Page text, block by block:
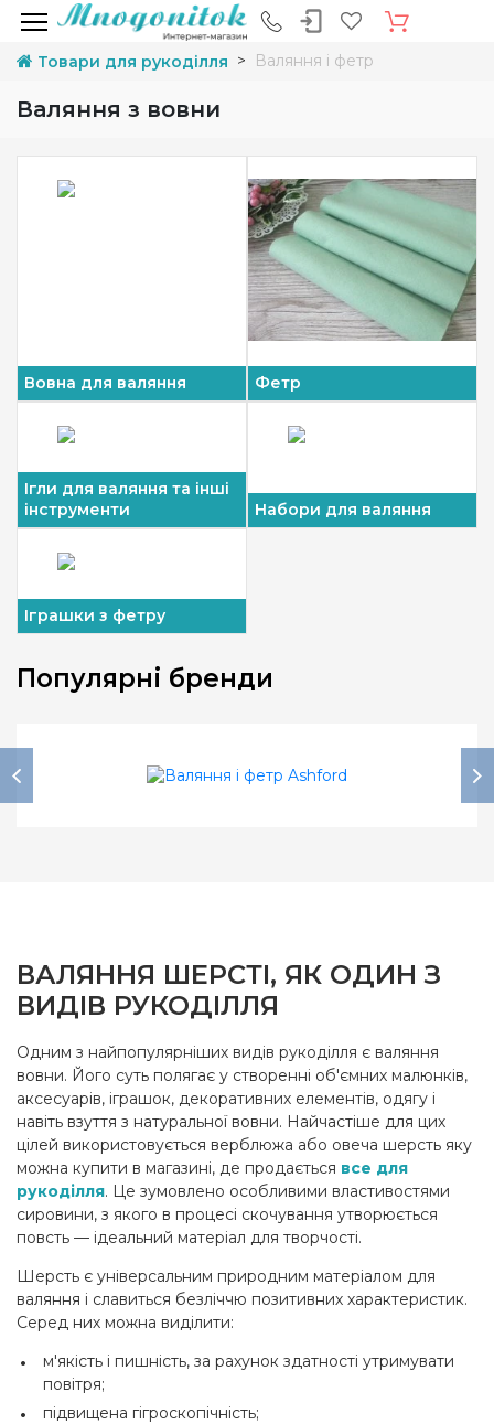
Товари для рукоділля Валяння і фетр
Валяння з вовни
Вовна для валяння Фетр
Ігли для валяння та інші
інструменти
Набори для валяння
Іграшки з фетру
Популярні бренди
ВАЛЯННЯ ШЕРСТІ, ЯК ОДИН З
ВИДІВ РУКОДІЛЛЯ
Одним з найпопулярніших видів рукоділля є валяння
вовни. Його суть полягає у створенні об'ємних малюнків,
аксесуарів, іграшок, декоративних елементів, одягу і
навіть взуття з натуральної вовни. Найчастіше для цих
цілей використовується верблюжа або овеча шерсть яку
можна купити в магазині, де продається все для
рукоділля. Це зумовлено особливими властивостями
сировини, з якого в процесі скочування утворюється
повсть — ідеальний матеріал для творчості.
Шерсть є універсальним природним матеріалом для
валяння і славиться безліччю позитивних характеристик.
Серед них можна виділити:
м'якість і пишність, за рахунок здатності утримувати
повітря;
підвищена гігроскопічність;